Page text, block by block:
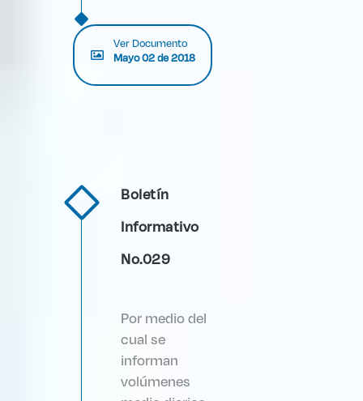
Ver Documento
Mayo 02 de 2018
Boletín
Informativo
No.029
Por medio del
cual se
informan
volúmenes